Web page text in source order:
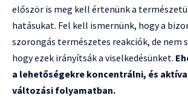
először is meg kell értenünk a
hatásukat. Fel kell ismernünk, hogy a
szorongás természetes reakciók, de nem
hogy ezek irányítsák a viselkedésünket.
a lehetőségekre koncentrálni, és
változási folyamatban.